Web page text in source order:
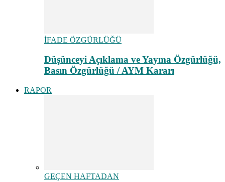
İFADE ÖZGÜRLÜĞÜ
Düşünceyi Açıklama ve Yayma Özgürlüğü,
Basın Özgürlüğü / AYM Kararı
RAPOR
GEÇEN HAFTADAN